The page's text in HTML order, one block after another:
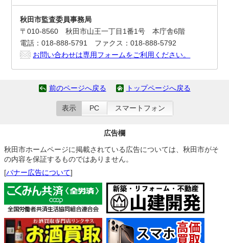
秋田市監査委員事務局
〒010-8560 秋田市山王一丁目1番1号 本庁舎6階
電話：018-888-5791 ファクス：018-888-5792
お問い合わせは専用フォームをご利用ください。
前のページへ戻る トップページへ戻る
表示 PC スマートフォン
広告欄
秋田市ホームページに掲載されている広告については、秋田市がそ
の内容を保証するものではありません。
[バナー広告について]